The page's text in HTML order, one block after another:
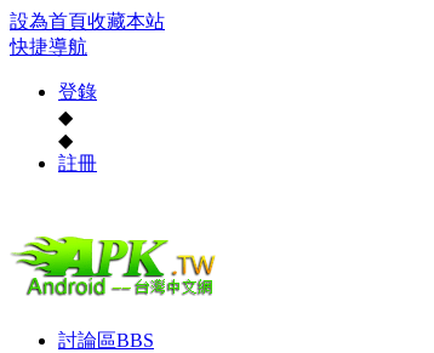
設為首頁收藏本站
快捷導航
登錄
◆
◆
註冊
討論區BBS